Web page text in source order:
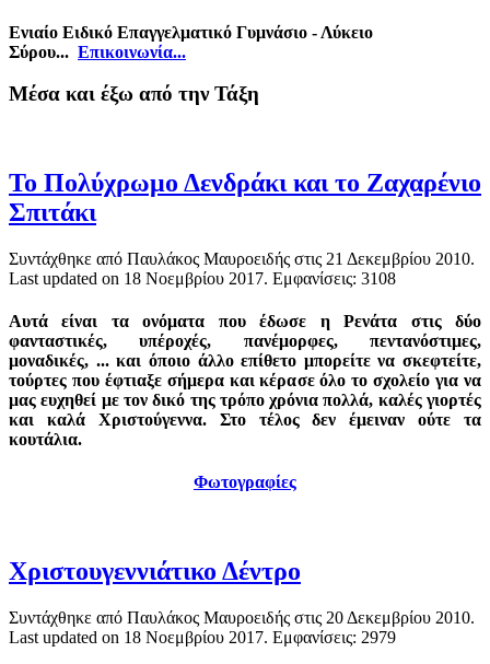
Ενιαίο Ειδικό Επαγγελματικό Γυμνάσιο - Λύκειο
Σύρου... Επικοινωνία...
Μέσα και έξω από την Τάξη
Το Πολύχρωμο Δενδράκι και το Ζαχαρένιο
Σπιτάκι
Συντάχθηκε από Παυλάκος Μαυροειδής στις 21 Δεκεμβρίου 2010.
Last updated on 18 Νοεμβρίου 2017. Εμφανίσεις: 3108
Αυτά είναι τα ονόματα που έδωσε η Ρενάτα στις δύο
φανταστικές, υπέροχές, πανέμορφες, πεντανόστιμες,
μοναδικές, ... και όποιο άλλο επίθετο μπορείτε να σκεφτείτε,
τούρτες που έφτιαξε σήμερα και κέρασε όλο το σχολείο για να
μας ευχηθεί με τον δικό της τρόπο χρόνια πολλά, καλές γιορτές
και καλά Χριστούγεννα. Στο τέλος δεν έμειναν ούτε τα
κουτάλια.
Φωτογραφίες
Χριστουγεννιάτικο Δέντρο
Συντάχθηκε από Παυλάκος Μαυροειδής στις 20 Δεκεμβρίου 2010.
Last updated on 18 Νοεμβρίου 2017. Εμφανίσεις: 2979